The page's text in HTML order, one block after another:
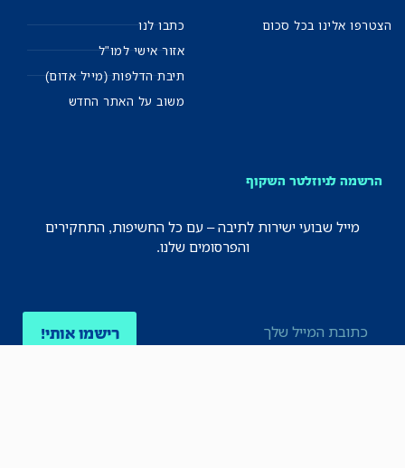
הצטרפו אלינו בכל סכום
כתבו לנו
אזור אישי למו"ל
תיבת הדלפות (מייל אדום)
משוב על האתר החדש
הרשמה לניוזלטר השקוף
מייל שבועי ישירות לתיבה – עם כל החשיפות, התחקירים
והפרסומים שלנו.
רישמו אותי!